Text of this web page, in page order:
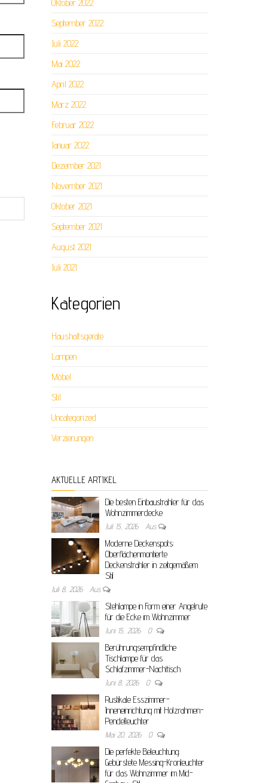
Oktober 2022
September 2022
Juli 2022
Mai 2022
April 2022
März 2022
Februar 2022
Januar 2022
Dezember 2021
November 2021
Oktober 2021
September 2021
August 2021
Juli 2021
Kategorien
Haushaltsgeräte
Lampen
Möbel
Stil
Uncategorized
Verzierungen
AKTUELLE ARTIKEL
Die besten Einbaustrahler für das
Wohnzimmerdecke
Juli 15, 2026 Aus
Moderne Deckenspots:
Oberflächenmontierte
Deckenstrahler in zeitgemäßem
Stil
Juli 8, 2026 Aus
Stehlampe in Form einer Angelrute
für die Ecke im Wohnzimmer
Juni 15, 2026 0
Berührungsempfindliche
Tischlampe für das
Schlafzimmer-Nachttisch
Juni 8, 2026 0
Rustikale Esszimmer-
Inneneinrichtung mit Holzrahmen-
Pendelleuchter
Mai 20, 2026 0
Die perfekte Beleuchtung:
Gebürstete Messing-Kronleuchter
für das Wohnzimmer im Mid-